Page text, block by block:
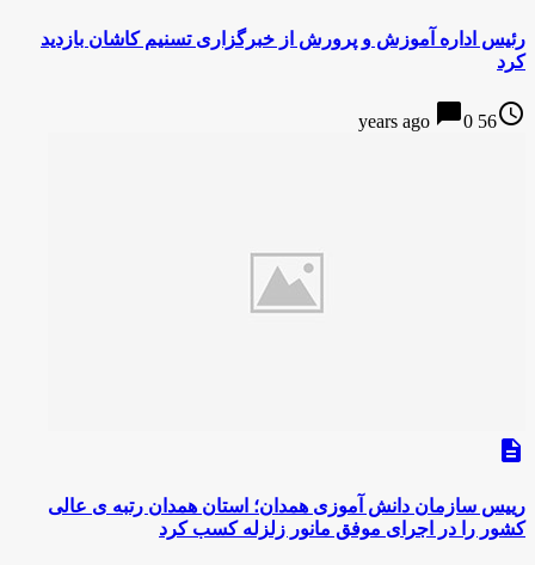
رئیس اداره آموزش و پرورش از خبرگزاری تسنیم کاشان بازدید
کرد
access_time
56 years ago
chat_bubble0
description
رییس سازمان دانش آموزی همدان؛ استان همدان رتبه ی عالی
کشور را در اجرای موفق مانور زلزله کسب کرد